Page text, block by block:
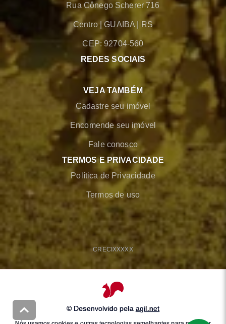
Rua Cônego Scherer 716
Centro |GUAIBA RS
CEP: 92704-560
REDES SOCIAIS
VEJA TAMBÉM
Cadastre seu imóvel
Encomende seu imóvel
Fale conosco
TERMOS E PRIVACIDADE
Política de Privacidade
Termos de uso
CRECIXXXXX
© Desenvolvido pela agil.net